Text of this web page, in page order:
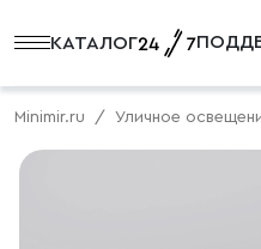
КАТАЛОГ
Minimir.ru Уличное